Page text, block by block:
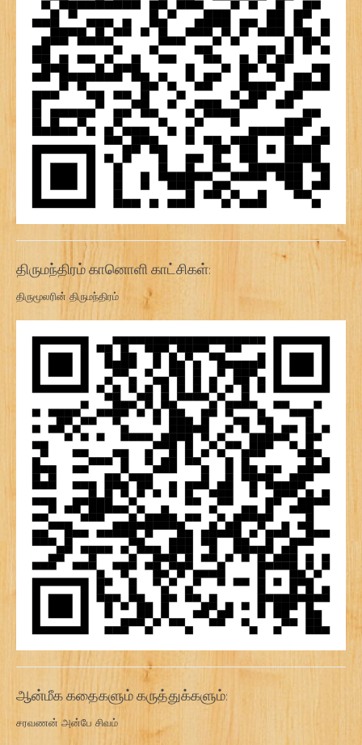
திருமந்திரம் கானொளி காட்சிகள்:
திருமூலரின் திருமந்திரம்
ஆன்மீக கதைகளும் கருத்துக்களும்:
சரவணன் அன்பே சிவம்